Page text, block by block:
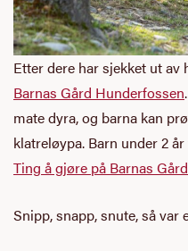
Etter dere har sjekket ut
Barnas Gård Hunderfossen
mate dyra, og barna kan
klatreløypa. Barn under 2
Ting å gjøre på Barnas Gård
Snipp, snapp, snute, så